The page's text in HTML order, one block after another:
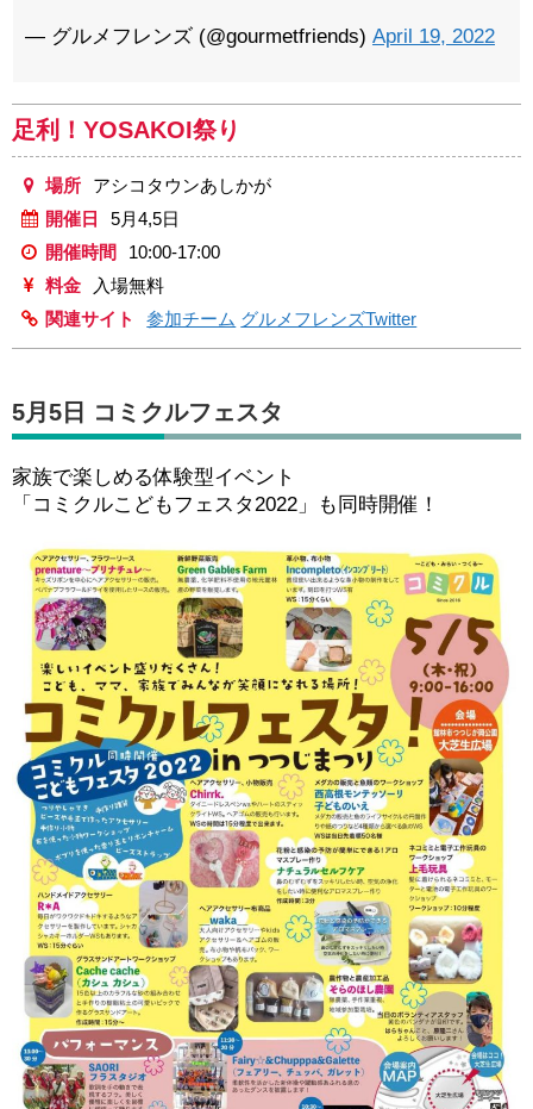
— グルメフレンズ (@gourmetfriends) April 19, 2022
足利！YOSAKOI祭り
場所
アシコタウンあしかが
開催日
5月4,5日
開催時間
10:00-17:00
料金
入場無料
関連サイト
参加チーム グルメフレンズTwitter
5月5日 コミクルフェスタ
家族で楽しめる体験型イベント
「コミクルこどもフェスタ2022」も同時開催！